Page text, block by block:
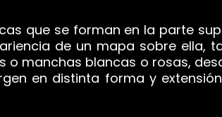
que se forman en la parte
de un mapa sobre ella,
o manchas blancas o rosas,
en distinta forma y